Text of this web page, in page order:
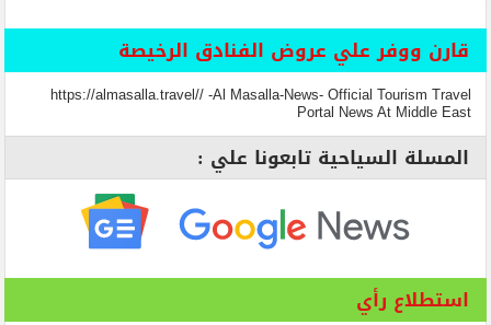
قارن ووفر علي عروض الفنادق الرخيصة
https://almasalla.travel// -Al Masalla-News- Official Tourism Travel
Portal News At Middle East
المسلة السياحية تابعونا علي :
استطلاع رأي